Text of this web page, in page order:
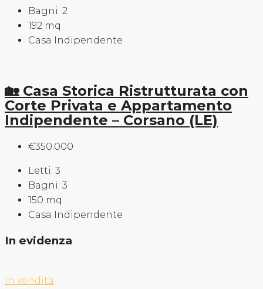
Bagni: 2
192 mq
Casa Indipendente
🏡 Casa Storica Ristrutturata con
Corte Privata e Appartamento
Indipendente – Corsano (LE)
€350.000
Letti: 3
Bagni: 3
150 mq
Casa Indipendente
In evidenza
In vendita